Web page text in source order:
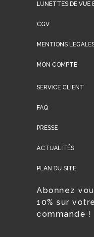
LUNETTES DE VUE
CGV
MENTIONS
MON COMPTE
SERVICE CLIENT
FAQ
PRESSE
ACTUALITÉS
PLAN DU SITE
Abonnez
10% sur
commande !